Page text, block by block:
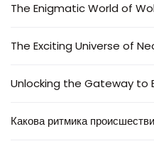
The Enigmatic World of
The Exciting Universe of
Unlocking the Gateway to
Какова ритмика